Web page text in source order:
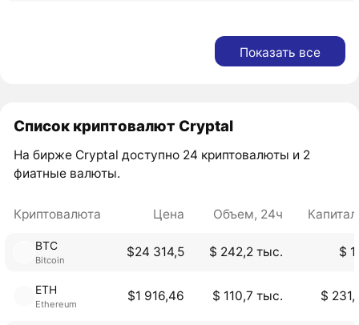
Показать все
Список криптовалют Cryptal
На бирже Cryptal доступно 24 криптовалюты и 2
фиатные валюты.
Криптовалюта Цена Объем, 24ч
BTC
Bitcoin
$24 314,5 $ 242,2 тыс. $
ETH
Ethereum
$1 916,46 $ 110,7 тыс. $